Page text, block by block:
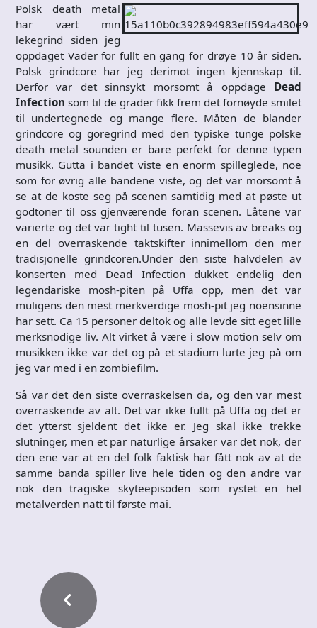
Polsk death metal
har vært min
lekegrind siden jeg
oppdaget Vader for fullt en gang for drøye 10 år siden.
Polsk grindcore har jeg derimot ingen kjennskap til.
Derfor var det sinnsykt morsomt å oppdage Dead
Infection som til de grader fikk frem det fornøyde smilet
til undertegnede og mange flere. Måten de blander
grindcore og goregrind med den typiske tunge polske
death metal sounden er bare perfekt for denne typen
musikk. Gutta i bandet viste en enorm spilleglede, noe
som for øvrig alle bandene viste, og det var morsomt å
se at de koste seg på scenen samtidig med at pøste ut
godtoner til oss gjenværende foran scenen. Låtene var
varierte og det var tight til tusen. Massevis av breaks og
en del overraskende taktskifter innimellom den mer
tradisjonelle grindcoren.Under den siste halvdelen av
konserten med Dead Infection dukket endelig den
legendariske mosh-piten på Uffa opp, men det var
muligens den mest merkverdige mosh-pit jeg noensinne
har sett. Ca 15 personer deltok og alle levde sitt eget lille
merksnodige liv. Alt virket å være i slow motion selv om
musikken ikke var det og på et stadium lurte jeg på om
jeg var med i en zombiefilm.
Så var det den siste overraskelsen da, og den var mest
overraskende av alt. Det var ikke fullt på Uffa og det er
det ytterst sjeldent det ikke er. Jeg skal ikke trekke
slutninger, men et par naturlige årsaker var det nok, der
den ene var at en del folk faktisk har fått nok av at de
samme banda spiller live hele tiden og den andre var
nok den tragiske skyteepisoden som rystet en hel
metalverden natt til første mai.